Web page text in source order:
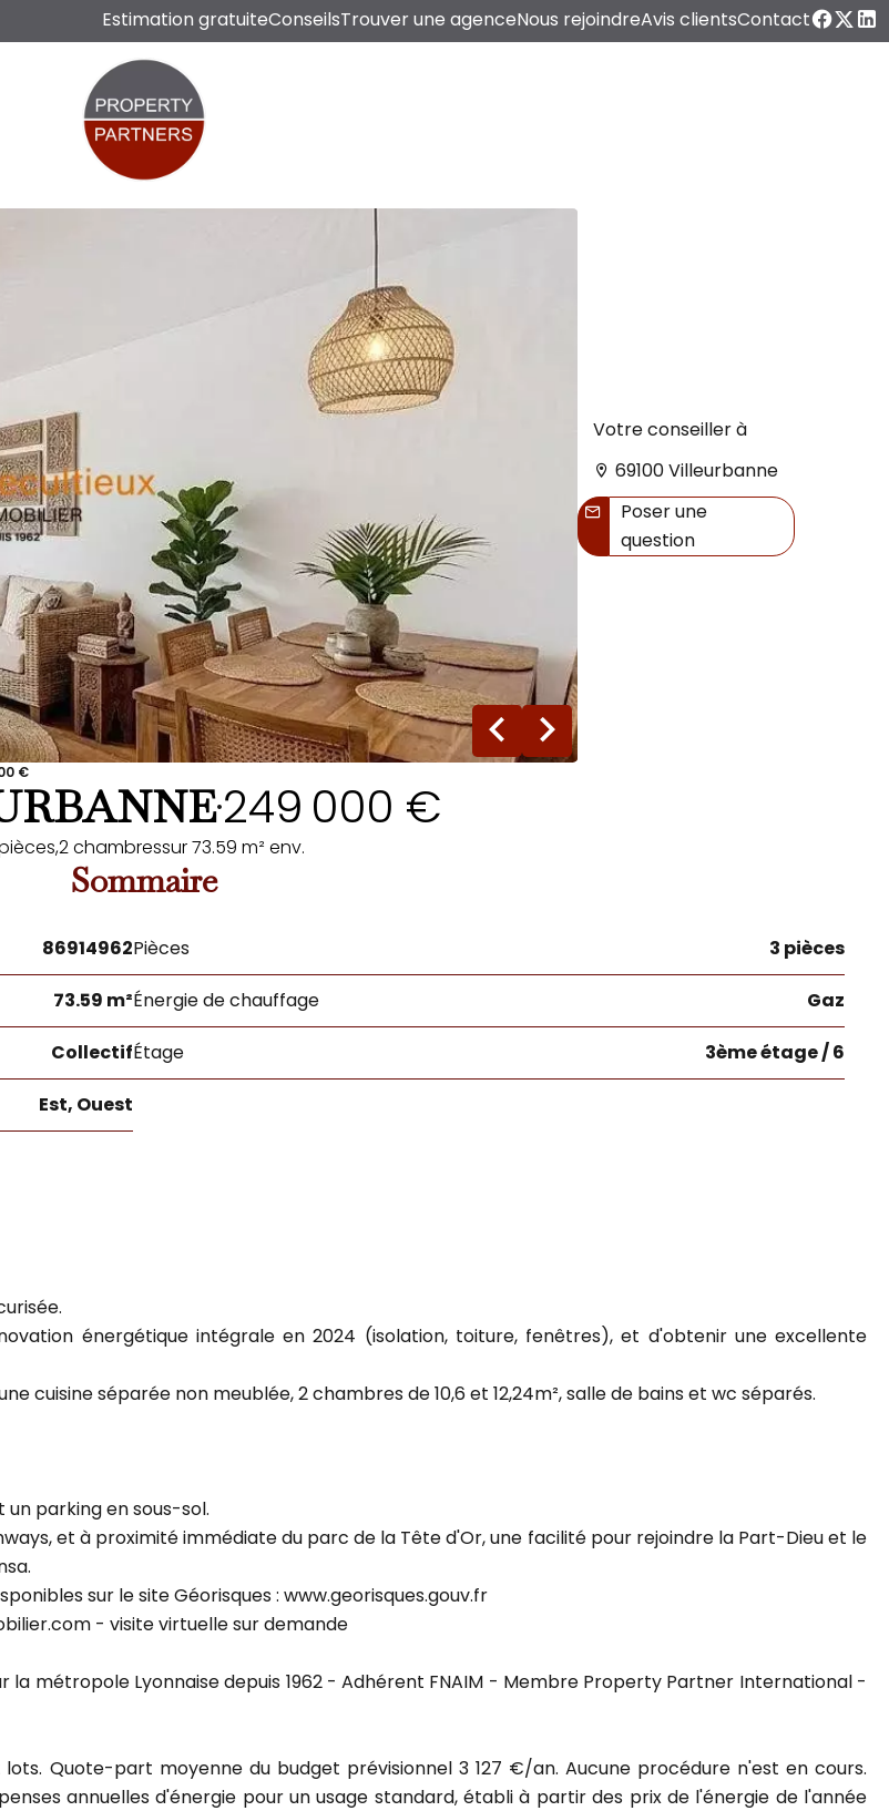
Estimation gratuiteConseilsTrouver une agenceNous rejoindreAvis clientsContact
Votre conseiller à
69100 Villeurbanne
Poser une
question
€
•249 000 €
2 chambressur 73.59 m² env.
Sommaire
86914962Pièces 3 pièces
73.59 m²Énergie de chauffage Gaz
CollectifÉtage 3ème étage / 6
Est, Ouest
énergétique intégrale en 2024 (isolation, toiture, fenêtres), et d'obtenir une excellente
cuisine séparée non meublée, 2 chambres de 10,6 et 12,24m², salle de bains et wc séparés.
parking en sous-sol.
et à proximité immédiate du parc de la Tête d'Or, une facilité pour rejoindre la Part-Dieu et le
sur le site Géorisques : www.georisques.gouv.fr
- visite virtuelle sur demande
métropole Lyonnaise depuis 1962 - Adhérent FNAIM - Membre Property Partner International -
Quote-part moyenne du budget prévisionnel 3 127 €/an. Aucune procédure n'est en cours.
annuelles d'énergie pour un usage standard, établi à partir des prix de l'énergie de l'année